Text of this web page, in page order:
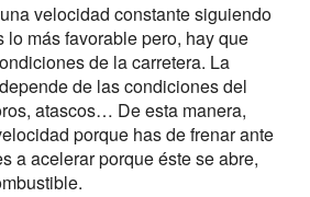
velocidad constante siguiendo
más favorable pero, hay que
de la carretera. La
de las condiciones del
atascos… De esta manera,
porque has de frenar ante
a acelerar porque éste se abre,